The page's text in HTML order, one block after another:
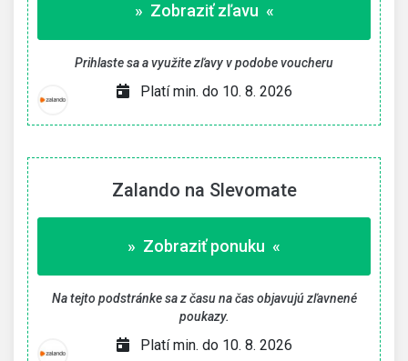
» Zobraziť zľavu «
Prihlaste sa a využite zľavy v podobe voucheru
Platí min. do 10. 8. 2026
Zalando na Slevomate
» Zobraziť ponuku «
Na tejto podstránke sa z času na čas objavujú zľavnené
poukazy.
Platí min. do 10. 8. 2026